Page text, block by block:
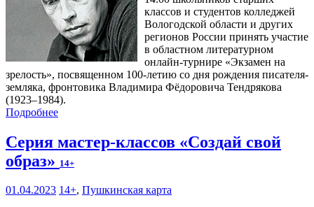
классов и студентов колледжей
Вологодской области и других
регионов России принять участие
в областном литературном
онлайн-турнире «Экзамен на
зрелость», посвященном 100-летию со дня рождения писателя-
земляка, фронтовика Владимира Фёдоровича Тендрякова
(1923–1984).
Подробнее
Серия мастер-классов «Создай свой
образ» 14+
01.04.2023 14+, Пушкинская карта